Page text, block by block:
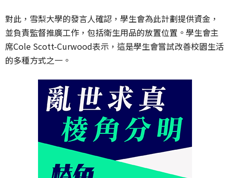
對此，雪梨大學的發言人確認，學生會為此計劃提供資金，
並負責監督推廣工作，包括衛生用品的放置位置。學生會主
席Cole Scott-Curwood表示，這是學生會嘗試改善校園生活
的多種方式之一。